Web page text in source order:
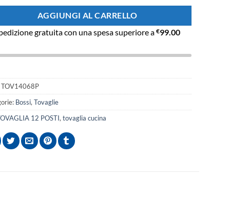
AGGIUNGI AL CARRELLO
gratuita con una spesa superiore a€99.00
TOV14068P
Bossi, Tovaglie
12 POSTI, tovaglia cucina